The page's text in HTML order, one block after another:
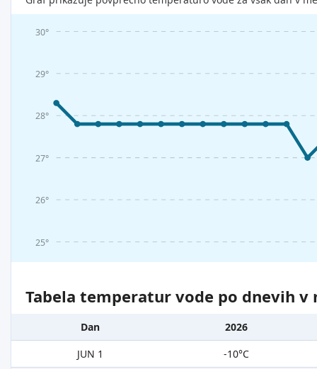
25°
26°
27°
28°
29°
30°
Tabela temperatur vode po dnevih v
Dan
2026
JUN 1
-10°C